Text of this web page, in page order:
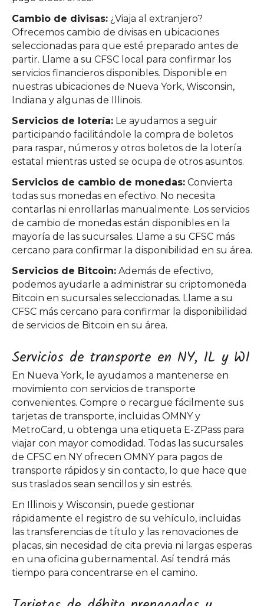
Cambio de divisas: ¿Viaja al extranjero?
Ofrecemos cambio de divisas en ubicaciones
seleccionadas para que esté preparado antes de
partir. Llame a su CFSC local para confirmar los
servicios financieros disponibles. Disponible en
nuestras ubicaciones de Nueva York, Wisconsin,
Indiana y algunas de Illinois.
Servicios de lotería: Le ayudamos a seguir
participando facilitándole la compra de boletos
para raspar, números y otros boletos de la lotería
estatal mientras usted se ocupa de otros asuntos.
Servicios de cambio de monedas: Convierta
todas sus monedas en efectivo. No necesita
contarlas ni enrollarlas manualmente. Los servicios
de cambio de monedas están disponibles en la
mayoría de las sucursales. Llame a su CFSC más
cercano para confirmar la disponibilidad en su área.
Servicios de Bitcoin: Además de efectivo,
podemos ayudarle a administrar su criptomoneda
Bitcoin en sucursales seleccionadas. Llame a su
CFSC más cercano para confirmar la disponibilidad
de servicios de Bitcoin en su área.
Servicios de transporte en NY, IL y WI
En Nueva York, le ayudamos a mantenerse en
movimiento con servicios de transporte
convenientes. Compre o recargue fácilmente sus
tarjetas de transporte, incluidas OMNY y
MetroCard, u obtenga una etiqueta E-ZPass para
viajar con mayor comodidad. Todas las sucursales
de CFSC en NY ofrecen OMNY para pagos de
transporte rápidos y sin contacto, lo que hace que
sus traslados sean sencillos y sin estrés.
En Illinois y Wisconsin, puede gestionar
rápidamente el registro de su vehículo, incluidas
las transferencias de título y las renovaciones de
placas, sin necesidad de cita previa ni largas esperas
en una oficina gubernamental. Así tendrá más
tiempo para concentrarse en el camino.